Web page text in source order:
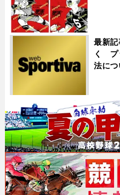
最新
く プ
法に